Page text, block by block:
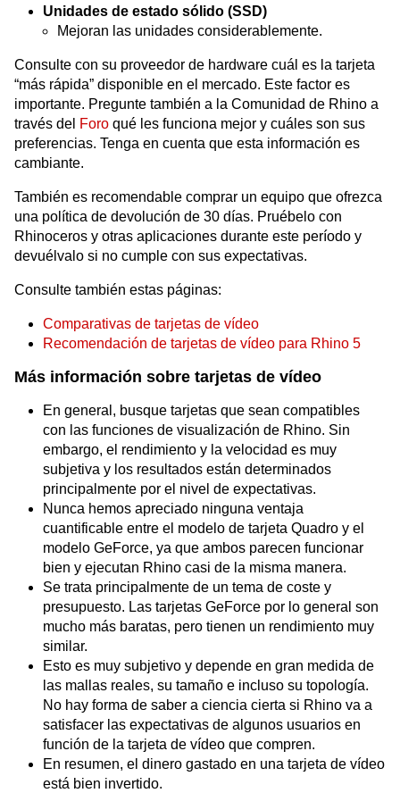
Unidades de estado sólido (SSD)
Mejoran las unidades considerablemente.
Consulte con su proveedor de hardware cuál es la tarjeta
“más rápida” disponible en el mercado. Este factor es
importante. Pregunte también a la Comunidad de Rhino a
través del Foro qué les funciona mejor y cuáles son sus
preferencias. Tenga en cuenta que esta información es
cambiante.
También es recomendable comprar un equipo que ofrezca
una política de devolución de 30 días. Pruébelo con
Rhinoceros y otras aplicaciones durante este período y
devuélvalo si no cumple con sus expectativas.
Consulte también estas páginas:
Comparativas de tarjetas de vídeo
Recomendación de tarjetas de vídeo para Rhino 5
Más información sobre tarjetas de vídeo
En general, busque tarjetas que sean compatibles
con las funciones de visualización de Rhino. Sin
embargo, el rendimiento y la velocidad es muy
subjetiva y los resultados están determinados
principalmente por el nivel de expectativas.
Nunca hemos apreciado ninguna ventaja
cuantificable entre el modelo de tarjeta Quadro y el
modelo GeForce, ya que ambos parecen funcionar
bien y ejecutan Rhino casi de la misma manera.
Se trata principalmente de un tema de coste y
presupuesto. Las tarjetas GeForce por lo general son
mucho más baratas, pero tienen un rendimiento muy
similar.
Esto es muy subjetivo y depende en gran medida de
las mallas reales, su tamaño e incluso su topología.
No hay forma de saber a ciencia cierta si Rhino va a
satisfacer las expectativas de algunos usuarios en
función de la tarjeta de vídeo que compren.
En resumen, el dinero gastado en una tarjeta de vídeo
está bien invertido.